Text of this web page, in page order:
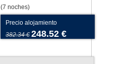
(7 noches)
Precio alojamiento
382.34 € 248.52 €